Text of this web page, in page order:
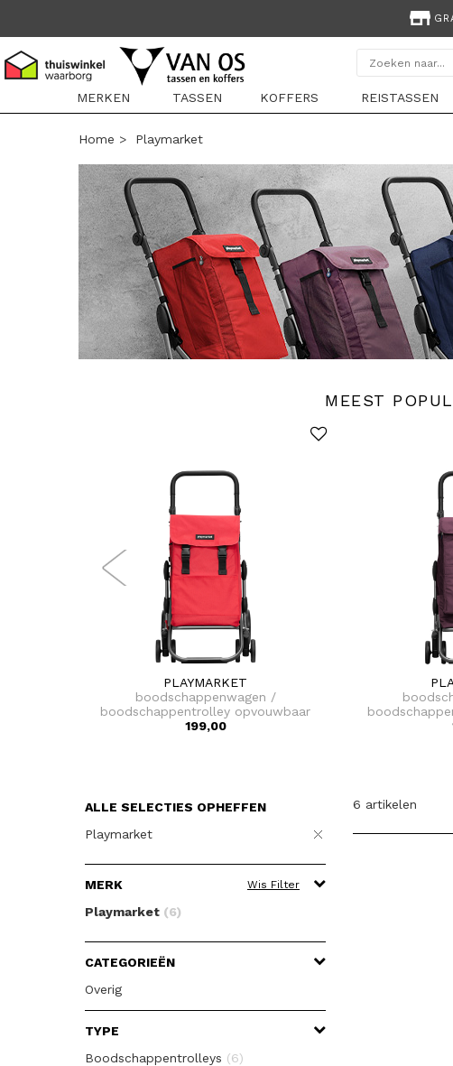
MERKEN
TASSEN KOFFERS REISTASSEN
Home > Playmarket
MEEST
PLAYMARKET
boodschappenwagen /
boodschappentrolley opvouwbaar
go plus
199,00
go
ALLE SELECTIES OPHEFFEN
Playmarket
MERK Wis Filter
Playmarket (6)
CATEGORIEËN
Overig
TYPE
Boodschappentrolleys (6)
6 artikelen